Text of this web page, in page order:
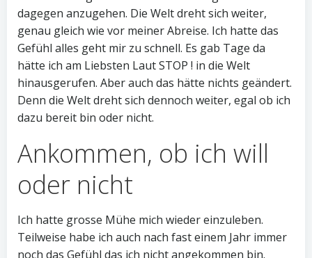
dagegen anzugehen. Die Welt dreht sich weiter,
genau gleich wie vor meiner Abreise. Ich hatte das
Gefühl alles geht mir zu schnell. Es gab Tage da
hätte ich am Liebsten Laut STOP ! in die Welt
hinausgerufen. Aber auch das hätte nichts geändert.
Denn die Welt dreht sich dennoch weiter, egal ob ich
dazu bereit bin oder nicht.
Ankommen, ob ich will
oder nicht
Ich hatte grosse Mühe mich wieder einzuleben.
Teilweise habe ich auch nach fast einem Jahr immer
noch das Gefühl das ich nicht angekommen bin.